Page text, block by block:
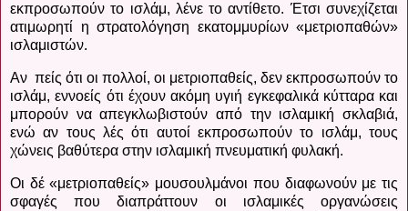
εκπροσωπούν το ισλάμ, λένε το αντίθετο. Έτσι συνεχίζεται
ατιμωρητί η στρατολόγηση εκατομμυρίων «μετριοπαθών»
ισλαμιστών.
Αν πείς ότι οι πολλοί, οι μετριοπαθείς, δεν εκπροσωπούν το
ισλάμ, εννοείς ότι έχουν ακόμη υγιή εγκεφαλικά κύτταρα και
μπορούν να απεγκλωβιστούν από την ισλαμική σκλαβιά,
ενώ αν τους λές ότι αυτοί εκπροσωπούν το ισλάμ, τους
χώνεις βαθύτερα στην ισλαμική πνευματική φυλακή.
Οι δέ «μετριοπαθείς» μουσουλμάνοι που διαφωνούν με τις
σφαγές που διαπράττουν οι ισλαμικές οργανώσεις